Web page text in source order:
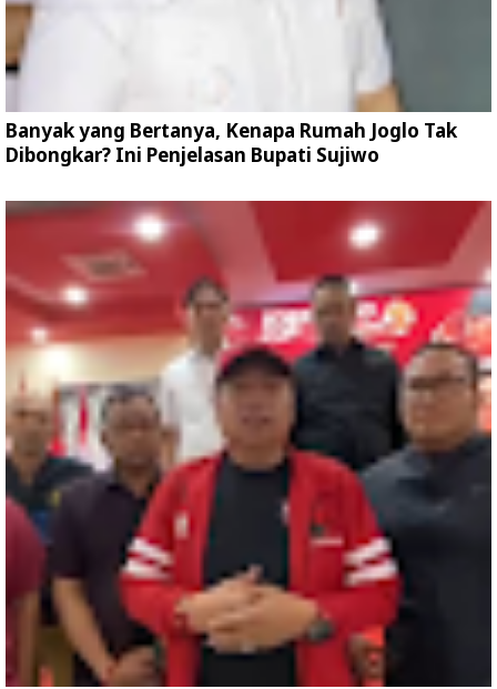
Banyak yang Bertanya, Kenapa Rumah Joglo Tak
Dibongkar? Ini Penjelasan Bupati Sujiwo